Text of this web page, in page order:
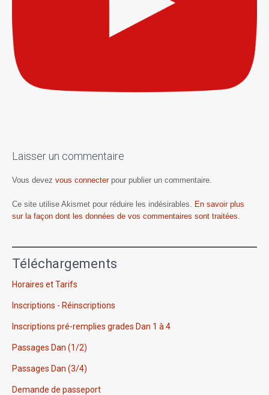
Laisser un commentaire
Vous devez vous connecterpour publier un commentaire.
Ce site utilise Akismet pour réduire les indésirables. En savoir plus
sur la façon dont les données de vos commentaires sont traitées.
Téléchargements
Horaires et Tarifs
Inscriptions - Réinscriptions
Inscriptions pré-remplies grades Dan 1 à 4
Passages Dan (1/2)
Passages Dan (3/4)
Demande de passeport